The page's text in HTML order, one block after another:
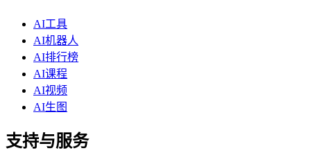
AI工具
AI机器人
AI排行榜
AI课程
AI视频
AI生图
支持与服务